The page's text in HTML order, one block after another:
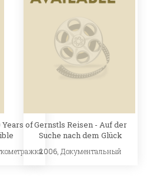
ofGernstls Reisen - Auf der
Suche nach dem Glück
2006, Документальный